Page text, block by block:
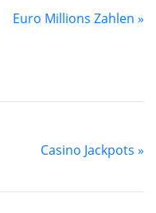
Euro Millions Zahlen »
Casino Jackpots »